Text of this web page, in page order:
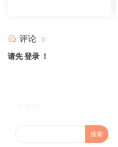
评论 0
请先登录 ！